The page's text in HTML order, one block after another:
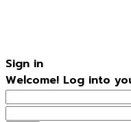
Sign in
Welcome! Log into